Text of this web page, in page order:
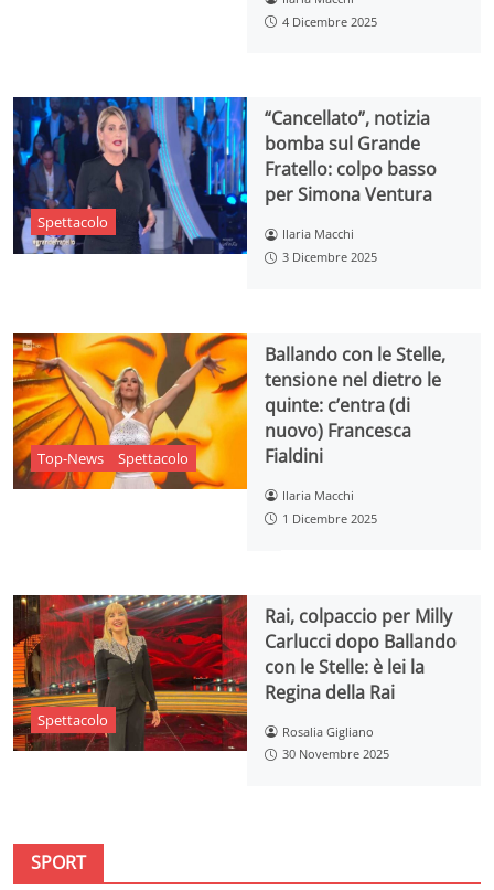
4 Dicembre 2025
Spettacolo
“Cancellato”, notizia
bomba sul Grande
Fratello: colpo basso
per Simona Ventura
Ilaria Macchi
3 Dicembre 2025
Top-News Spettacolo
Ballando con le Stelle,
tensione nel dietro le
quinte: c’entra (di
nuovo) Francesca
Fialdini
Ilaria Macchi
1 Dicembre 2025
Spettacolo
Rai, colpaccio per Milly
Carlucci dopo Ballando
con le Stelle: è lei la
Regina della Rai
Rosalia Gigliano
30 Novembre 2025
SPORT